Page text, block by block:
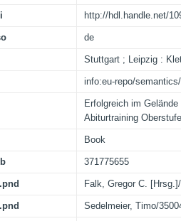
http://hdl.handle.net/
de
Stuttgart ; Leipzig :
info:eu-repo/
Erfolgreich im
Abiturtraining
Book
371775655
Falk, Gregor C.
Sedelmeier, Timo/